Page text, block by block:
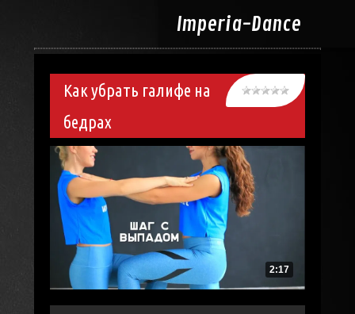
Imperia-Dance
Как убрать галифе на
бедрах
2:17